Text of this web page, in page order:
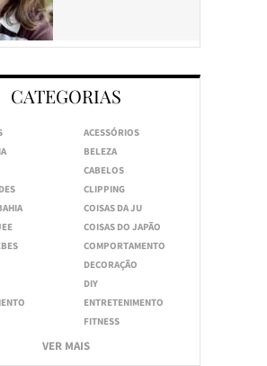
CATEGORIAS
ACESSÓRIOS
BELEZA
CABELOS
CLIPPING
COISAS DA JU
COISAS DO JAPÃO
COMPORTAMENTO
DECORAÇÃO
DIY
ENTRETENIMENTO
FITNESS
VER MAIS